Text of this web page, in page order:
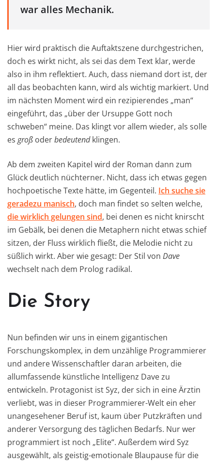
war alles Mechanik.
Hier wird praktisch die Auftaktszene durchgestrichen,
doch es wirkt nicht, als sei das dem Text klar, werde
also in ihm reflektiert. Auch, dass niemand dort ist, der
all das beobachten kann, wird als wichtig markiert. Und
im nächsten Moment wird ein rezipierendes „man“
eingeführt, das „über der Ursuppe Gott noch
schweben“ meine. Das klingt vor allem wieder, als solle
es groß oderbedeutendklingen.
Ab dem zweiten Kapitel wird der Roman dann zum
Glück deutlich nüchterner. Nicht, dass ich etwas gegen
hochpoetische Texte hätte, im Gegenteil. Ich suche sie
geradezu manisch, doch man findet so selten welche,
die wirklich gelungen sind, bei denen es nicht knirscht
im Gebälk, bei denen die Metaphern nicht etwas schief
sitzen, der Fluss wirklich fließt, die Melodie nicht zu
süßlich wirkt. Aber wie gesagt: Der Stil von Dave
wechselt nach dem Prolog radikal.
Die Story
Nun befinden wir uns in einem gigantischen
Forschungskomplex, in dem unzählige Programmierer
und andere Wissenschaftler daran arbeiten, die
allumfassende künstliche Intelligenz Dave zu
entwickeln. Protagonist ist Syz, der sich in eine Ärztin
verliebt, was in dieser Programmierer-Welt ein eher
unangesehener Beruf ist, kaum über Putzkräften und
anderer Versorgung des täglichen Bedarfs. Nur wer
programmiert ist noch „Elite“. Außerdem wird Syz
ausgewählt, als geistig-emotionale Blaupause für die